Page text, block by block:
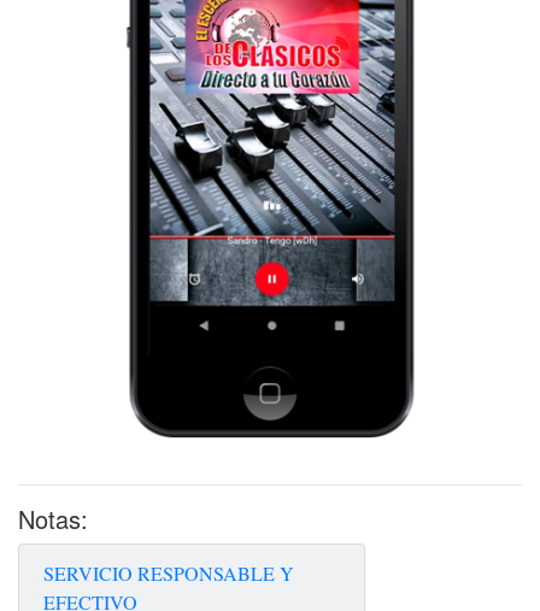
Notas:
SERVICIO RESPONSABLE Y
EFECTIVO